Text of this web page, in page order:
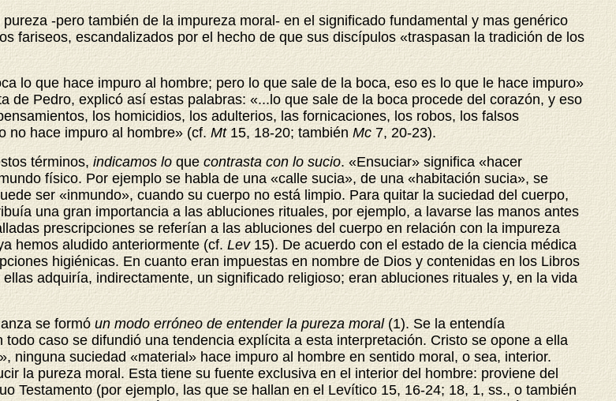
-pero también de la impureza moral- en el significado fundamental y mas genérico
fariseos, escandalizados por el hecho de que sus discípulos «traspasan la tradición de los
lo que hace impuro al hombre; pero lo que sale de la boca, eso es lo que le hace impuro»
de Pedro, explicó así estas palabras: «...lo que sale de la boca procede del corazón, y eso
los homicidios, los adulterios, las fornicaciones, los robos, los falsos
no hace impuro al hombre» (cf. Mt15, 18-20; también Mc 7, 20-23).
términos, indicamos lo que contrasta con lo sucio. «Ensuciar» significa «hacer
físico. Por ejemplo se habla de una «calle sucia», de una «habitación sucia», se
ser «inmundo», cuando su cuerpo no está limpio. Para quitar la suciedad del cuerpo,
una gran importancia a las abluciones rituales, por ejemplo, a lavarse las manos antes
prescripciones se referían a las abluciones del cuerpo en relación con la impureza
hemos aludido anteriormente (cf. Lev15). De acuerdo con el estado de la ciencia médica
higiénicas. En cuanto eran impuestas en nombre de Dios y contenidas en los Libros
adquiría, indirectamente, un significado religioso; eran abluciones rituales y, en la vida
se formó un modo erróneo de entender la pureza moral (1). Se la entendía
caso se difundió una tendencia explícita a esta interpretación. Cristo se opone a ella
ninguna suciedad «material» hace impuro al hombre en sentido moral, o sea, interior.
la pureza moral. Esta tiene su fuente exclusiva en el interior del hombre: proviene del
Testamento (por ejemplo, las que se hallan en el Levítico 15, 16-24; 18, 1, ss., o también